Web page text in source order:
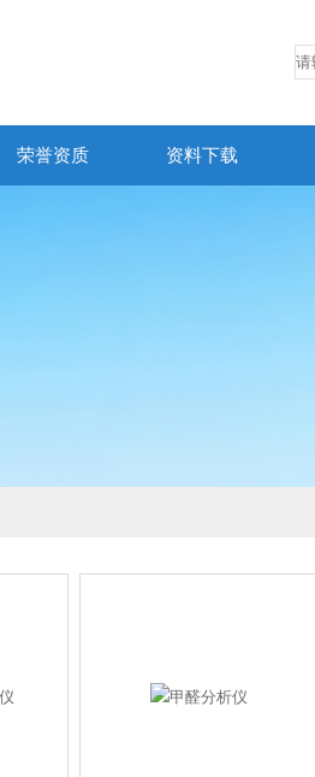
荣誉资质 资料下载